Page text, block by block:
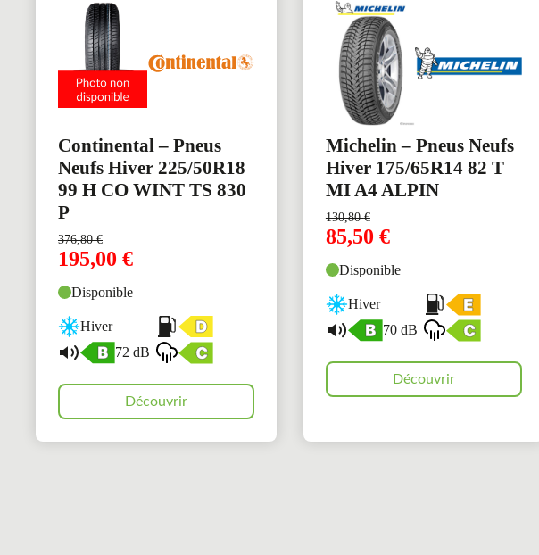
Continental – Pneus
Neufs Hiver 225/50R18
99 H CO WINT TS 830
P
376,80€
195,00 €
Disponible
Hiver
72 dB
Découvrir
Michelin – Pneus Neufs
Hiver 175/65R14 82 T
MI A4 ALPIN
130,80€
85,50 €
Disponible
Hiver
70 dB
Découvrir